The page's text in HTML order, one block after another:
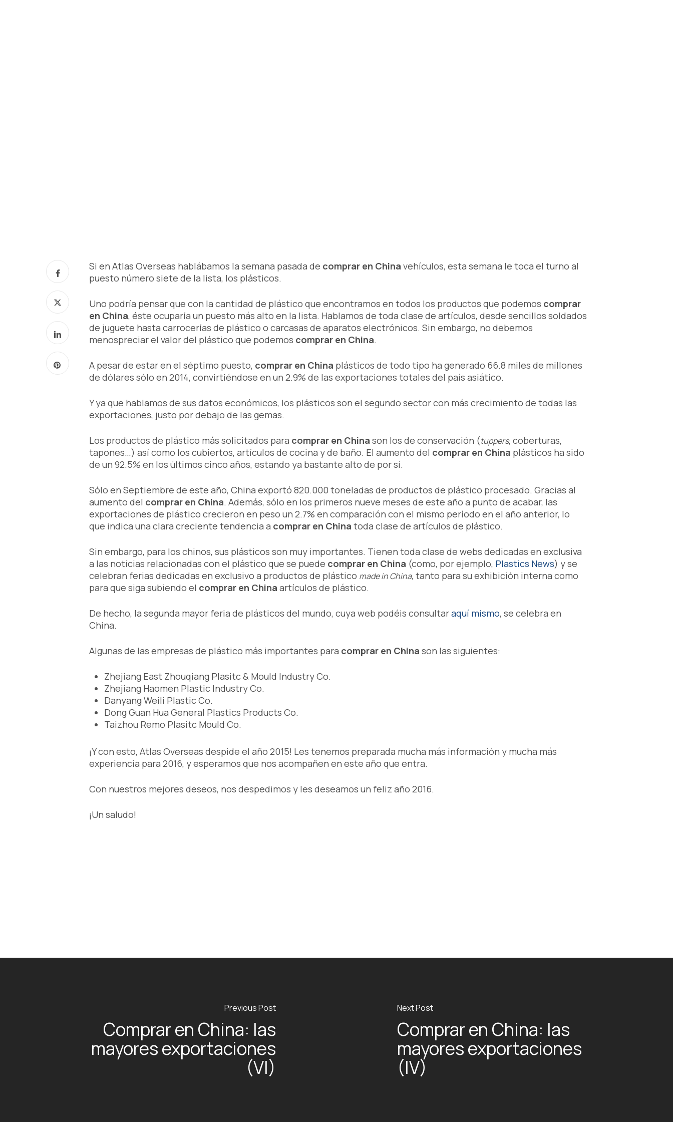
Si en Atlas Overseas hablábamos la semana pasada de comprar en China vehículos, esta semana le toca el turno al
puesto número siete de la lista, los plásticos.
Uno podría pensar que con la cantidad de plástico que encontramos en todos los productos que podemos comprar
en China, éste ocuparía un puesto más alto en la lista. Hablamos de toda clase de artículos, desde sencillos soldados
de juguete hasta carrocerías de plástico o carcasas de aparatos electrónicos. Sin embargo, no debemos
menospreciar el valor del plástico que podemos comprar en China.
A pesar de estar en el séptimo puesto, comprar en China plásticos de todo tipo ha generado 66.8 miles de millones
de dólares sólo en 2014, convirtiéndose en un 2.9% de las exportaciones totales del país asiático.
Y ya que hablamos de sus datos económicos, los plásticos son el segundo sector con más crecimiento de todas las
exportaciones, justo por debajo de las gemas.
Los productos de plástico más solicitados para comprar en China son los de conservación (tuppers, coberturas,
tapones…) así como los cubiertos, artículos de cocina y de baño. El aumento del comprar en China plásticos ha sido
de un 92.5% en los últimos cinco años, estando ya bastante alto de por sí.
Sólo en Septiembre de este año, China exportó 820.000 toneladas de productos de plástico procesado. Gracias al
aumento del comprar en China. Además, sólo en los primeros nueve meses de este año a punto de acabar, las
exportaciones de plástico crecieron en peso un 2.7% en comparación con el mismo período en el año anterior, lo
que indica una clara creciente tendencia a comprar en China toda clase de artículos de plástico.
Sin embargo, para los chinos, sus plásticos son muy importantes. Tienen toda clase de webs dedicadas en exclusiva
a las noticias relacionadas con el plástico que se puede comprar en China (como, por ejemplo, Plastics News) y se
celebran ferias dedicadas en exclusivo a productos de plástico made in China, tanto para su exhibición interna como
para que siga subiendo el comprar en China artículos de plástico.
De hecho, la segunda mayor feria de plásticos del mundo, cuya web podéis consultaraquí mismo, se celebra en
China.
Algunas de las empresas de plástico más importantes para comprar en China son las siguientes:
Zhejiang East Zhouqiang Plasitc & Mould Industry Co.
Zhejiang Haomen Plastic Industry Co.
Danyang Weili Plastic Co.
Dong Guan Hua General Plastics Products Co.
Taizhou Remo Plasitc Mould Co.
¡Y con esto, Atlas Overseas despide el año 2015! Les tenemos preparada mucha más información y mucha más
experiencia para 2016, y esperamos que nos acompañen en este año que entra.
Con nuestros mejores deseos, nos despedimos y les deseamos un feliz año 2016.
¡Un saludo!
Previous Post
Comprar en China: las
mayores exportaciones
(VI)
Next Post
Comprar en China: las
mayores exportaciones
(IV)